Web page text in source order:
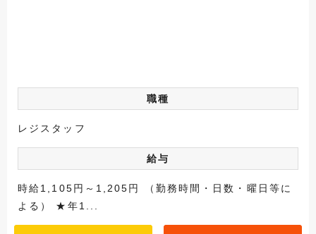
職種
レジスタッフ
給与
時給1,105円～1,205円 （勤務時間・日数・曜日等に
よる） ★年1...